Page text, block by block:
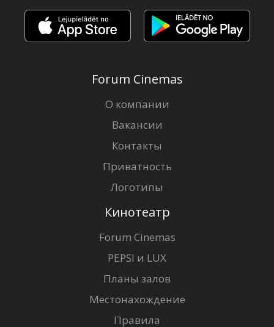
Forum Cinemas
О компании
Вакансии
Контакты
Приватность
Логотипы
Кинотеатр
Forum Cinemas
PEPSI и LUX
Планы залов
Местонахождение
Правила